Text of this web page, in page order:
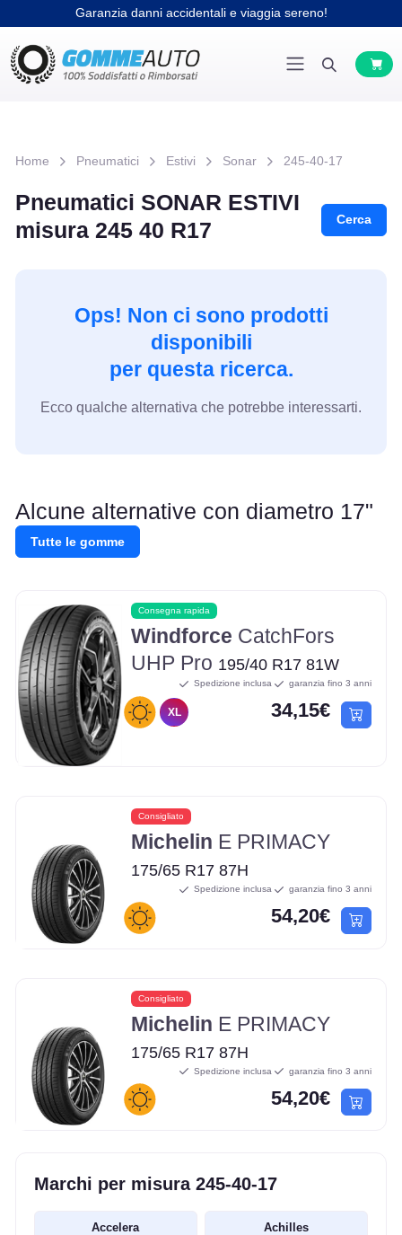
Garanzia danni accidentali e viaggia sereno!
Home Pneumatici Estivi Sonar 245-40-17
Pneumatici SONAR ESTIVI
misura 245 40 R17
Cerca
Ops! Non ci sono prodotti
disponibili
per questa ricerca.
Ecco qualche alternativa che potrebbe interessarti.
Alcune alternative con diametro 17"
Tutte le gomme
Consegna rapida
Windforce CatchFors
UHP Pro 195/40 R17 81W
XL
Spedizione inclusa garanzia fino 3 anni
34,15€
Consigliato
Michelin E PRIMACY
175/65 R17 87H
Spedizione inclusa garanzia fino 3 anni
54,20€
Consigliato
Michelin E PRIMACY
175/65 R17 87H
Spedizione inclusa garanzia fino 3 anni
54,20€
Marchi per misura 245-40-17
Accelera Achilles